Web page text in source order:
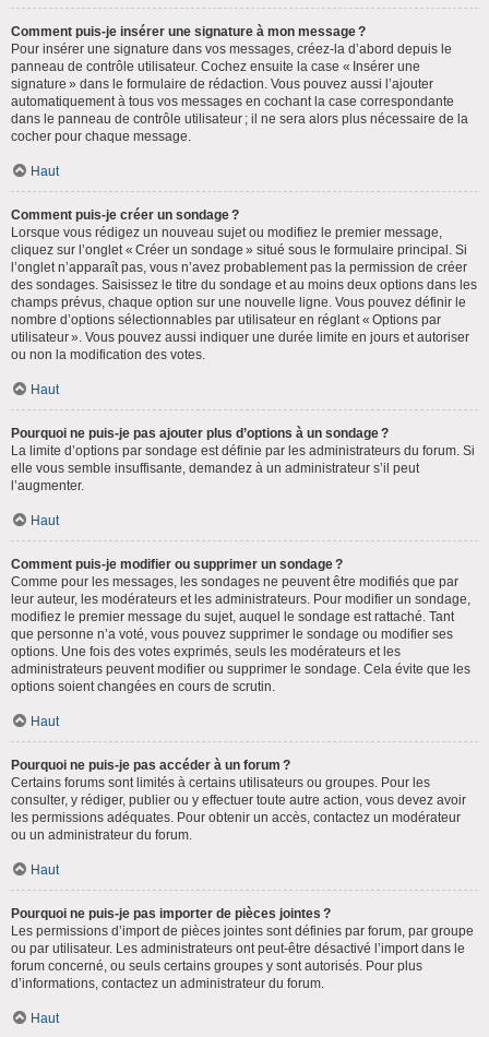
Comment puis-je insérer une signature à mon message ?
Pour insérer une signature dans vos messages, créez-la d’abord depuis le
panneau de contrôle utilisateur. Cochez ensuite la case « Insérer une
signature » dans le formulaire de rédaction. Vous pouvez aussi l’ajouter
automatiquement à tous vos messages en cochant la case correspondante
dans le panneau de contrôle utilisateur ; il ne sera alors plus nécessaire de la
cocher pour chaque message.
Haut
Comment puis-je créer un sondage ?
Lorsque vous rédigez un nouveau sujet ou modifiez le premier message,
cliquez sur l’onglet « Créer un sondage » situé sous le formulaire principal. Si
l’onglet n’apparaît pas, vous n’avez probablement pas la permission de créer
des sondages. Saisissez le titre du sondage et au moins deux options dans les
champs prévus, chaque option sur une nouvelle ligne. Vous pouvez définir le
nombre d’options sélectionnables par utilisateur en réglant « Options par
utilisateur ». Vous pouvez aussi indiquer une durée limite en jours et autoriser
ou non la modification des votes.
Haut
Pourquoi ne puis-je pas ajouter plus d’options à un sondage ?
La limite d’options par sondage est définie par les administrateurs du forum. Si
elle vous semble insuffisante, demandez à un administrateur s’il peut
l’augmenter.
Haut
Comment puis-je modifier ou supprimer un sondage ?
Comme pour les messages, les sondages ne peuvent être modifiés que par
leur auteur, les modérateurs et les administrateurs. Pour modifier un sondage,
modifiez le premier message du sujet, auquel le sondage est rattaché. Tant
que personne n’a voté, vous pouvez supprimer le sondage ou modifier ses
options. Une fois des votes exprimés, seuls les modérateurs et les
administrateurs peuvent modifier ou supprimer le sondage. Cela évite que les
options soient changées en cours de scrutin.
Haut
Pourquoi ne puis-je pas accéder à un forum ?
Certains forums sont limités à certains utilisateurs ou groupes. Pour les
consulter, y rédiger, publier ou y effectuer toute autre action, vous devez avoir
les permissions adéquates. Pour obtenir un accès, contactez un modérateur
ou un administrateur du forum.
Haut
Pourquoi ne puis-je pas importer de pièces jointes ?
Les permissions d’import de pièces jointes sont définies par forum, par groupe
ou par utilisateur. Les administrateurs ont peut-être désactivé l’import dans le
forum concerné, ou seuls certains groupes y sont autorisés. Pour plus
d’informations, contactez un administrateur du forum.
Haut